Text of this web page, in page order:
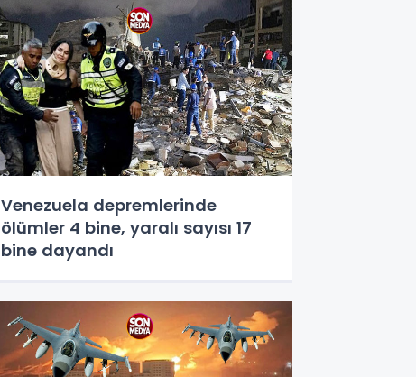
Venezuela depremlerinde
ölümler 4 bine, yaralı sayısı 17
bine dayandı